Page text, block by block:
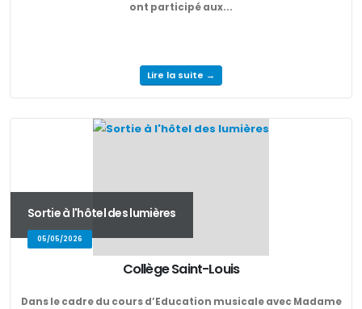
ont participé aux...
Lire la suite →
Sortie à l'hôtel des lumières
05/05/2026
Collège Saint-Louis
Dans le cadre du cours d’Education musicale avec Madame